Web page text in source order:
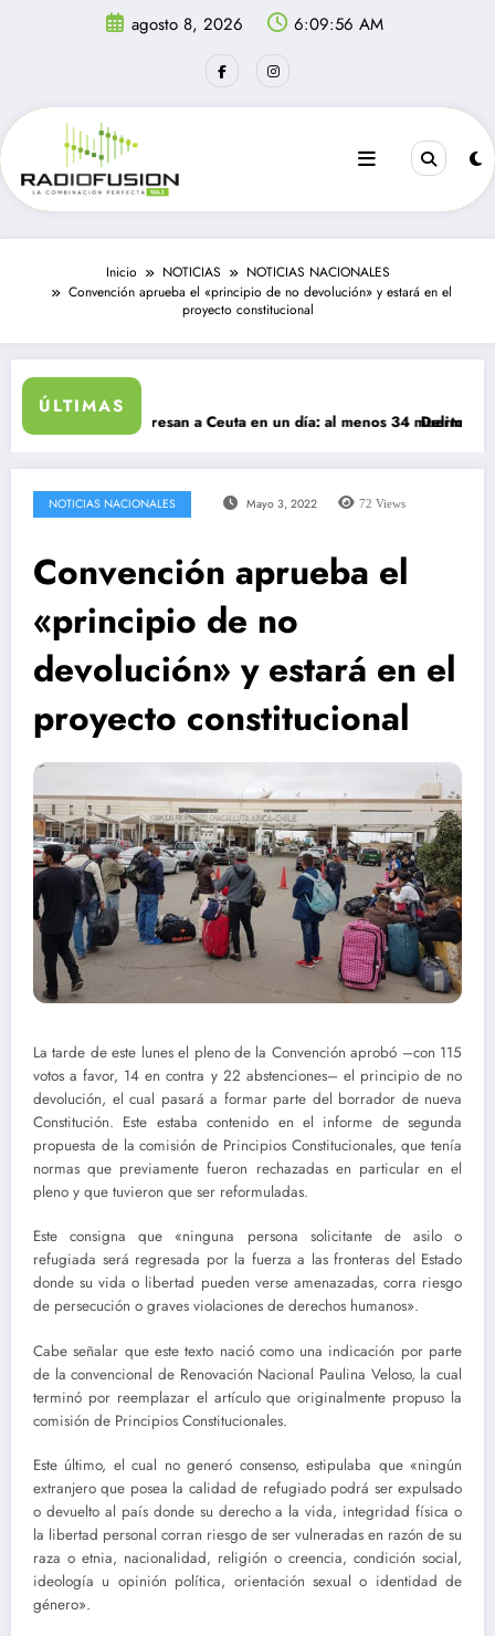
agosto 8, 2026 6:09:56 AM
Inicio NOTICIAS
NOTICIAS NACIONALES
Convención aprueba el «principio de no devolución» y estará en el
proyecto constitucional
ÚLTIMAS
migrantes ingresan a Ceuta en un día: al menos 34 muertos en la
Delincuentes
NOTICIAS NACIONALES Mayo 3, 2022 72 Views
Convención aprueba el
«principio de no
devolución» y estará en el
proyecto constitucional
La tarde de este lunes el pleno de la Convención aprobó –con 115
votos a favor, 14 en contra y 22 abstenciones– el principio de no
devolución, el cual pasará a formar parte del borrador de nueva
Constitución. Este estaba contenido en el informe de segunda
propuesta de la comisión de Principios Constitucionales, que tenía
normas que previamente fueron rechazadas en particular en el
pleno y que tuvieron que ser reformuladas.
Este consigna que «ninguna persona solicitante de asilo o
refugiada será regresada por la fuerza a las fronteras del Estado
donde su vida o libertad pueden verse amenazadas, corra riesgo
de persecución o graves violaciones de derechos humanos».
Cabe señalar que este texto nació como una indicación por parte
de la convencional de Renovación Nacional Paulina Veloso, la cual
terminó por reemplazar el artículo que originalmente propuso la
comisión de Principios Constitucionales.
Este último, el cual no generó consenso, estipulaba que «ningún
extranjero que posea la calidad de refugiado podrá ser expulsado
o devuelto al país donde su derecho a la vida, integridad física o
la libertad personal corran riesgo de ser vulneradas en razón de su
raza o etnia, nacionalidad, religión o creencia, condición social,
ideología u opinión política, orientación sexual o identidad de
género».